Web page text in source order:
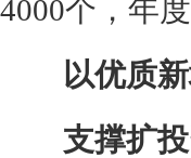
4000个，年
以优质
支撑扩投